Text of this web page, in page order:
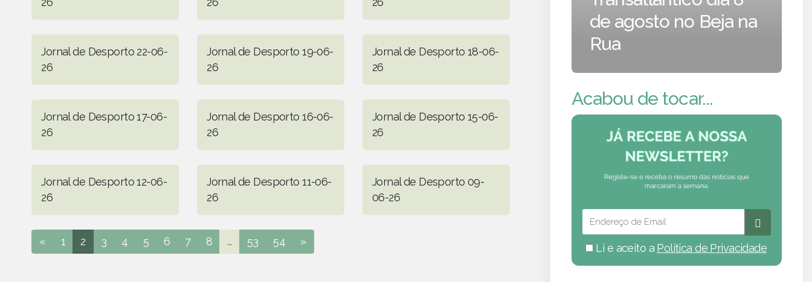
Jornal de Desporto 22-06-
26
Jornal de Desporto 19-06-
26
Jornal de Desporto 18-06-
26
Jornal de Desporto 17-06-
26
Jornal de Desporto 16-06-
26
Jornal de Desporto 15-06-
26
Jornal de Desporto 12-06-
26
Jornal de Desporto 11-06-
26
Jornal de Desporto 09-
06-26
« 1 2 3 4 5 6 7 8 ... 53 54 »
de agosto no Beja na
Rua
Acabou de tocar...
Li e aceito a Política de Privacidade